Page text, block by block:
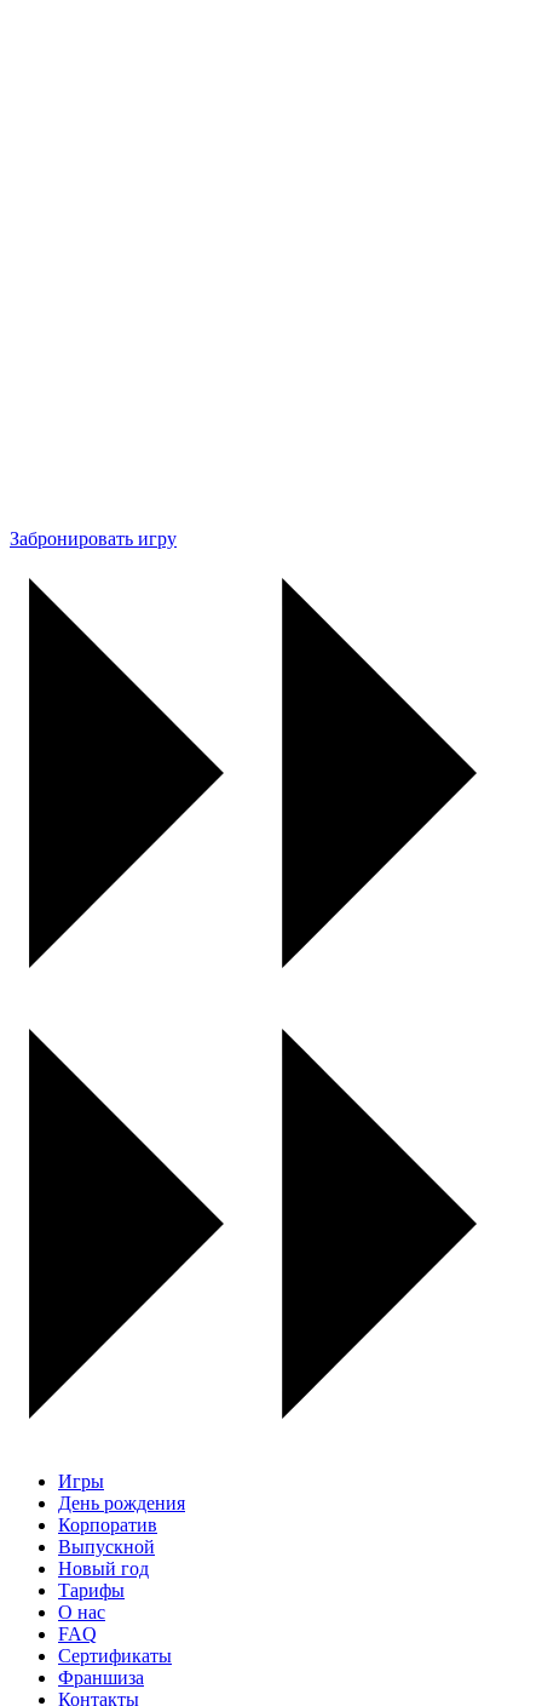
Забронировать игру
Игры
День рождения
Корпоратив
Выпускной
Новый год
Тарифы
О нас
FAQ
Сертификаты
Франшиза
Контакты